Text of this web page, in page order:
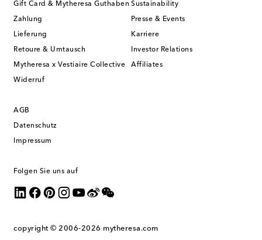
Gift Card & Mytheresa Guthaben
Zahlung
Lieferung
Retoure & Umtausch
Mytheresa x Vestiaire Collective
Widerruf
Sustainability
Presse & Events
Karriere
Investor Relations
Affiliates
AGB
Datenschutz
Impressum
Folgen Sie uns auf
copyright © 2006-2026 mytheresa.com